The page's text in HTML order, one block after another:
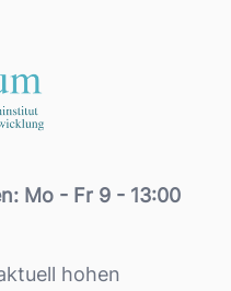
Mo - Fr 9 - 13:00
hohen